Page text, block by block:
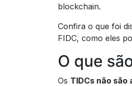
blockchain.
Confira o que foi
FIDC, como eles
O que
Os TIDCs não são